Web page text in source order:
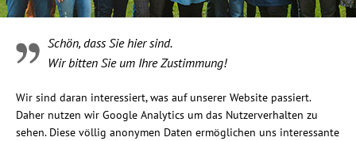
Schön, dass Sie hier sind.
Wir bitten Sie um Ihre Zustimmung!
Wir sind daran interessiert, was auf unserer Website passiert.
Daher nutzen wir Google Analytics um das Nutzerverhalten zu
sehen. Diese völlig anonymen Daten ermöglichen uns interessante